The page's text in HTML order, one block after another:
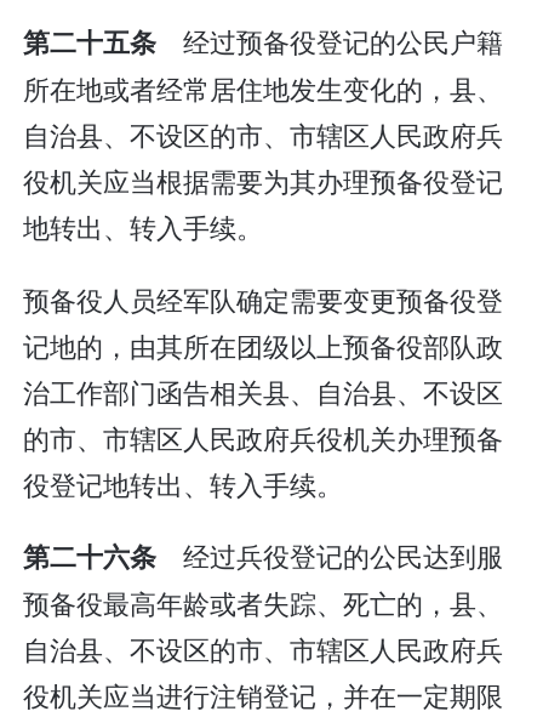
第二十五条经过预备役登记的公民户籍
所在地或者经常居住地发生变化的，县、
自治县、不设区的市、市辖区人民政府兵
役机关应当根据需要为其办理预备役登记
地转出、转入手续。
预备役人员经军队确定需要变更预备役登
记地的，由其所在团级以上预备役部队政
治工作部门函告相关县、自治县、不设区
的市、市辖区人民政府兵役机关办理预备
役登记地转出、转入手续。
第二十六条经过兵役登记的公民达到服
预备役最高年龄或者失踪、死亡的，县、
自治县、不设区的市、市辖区人民政府兵
役机关应当进行注销登记，并在一定期限